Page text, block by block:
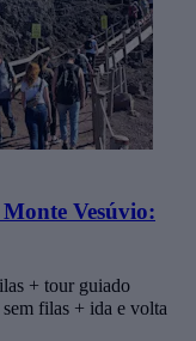
Vesúvio:
+ tour guiado
filas + ida e volta